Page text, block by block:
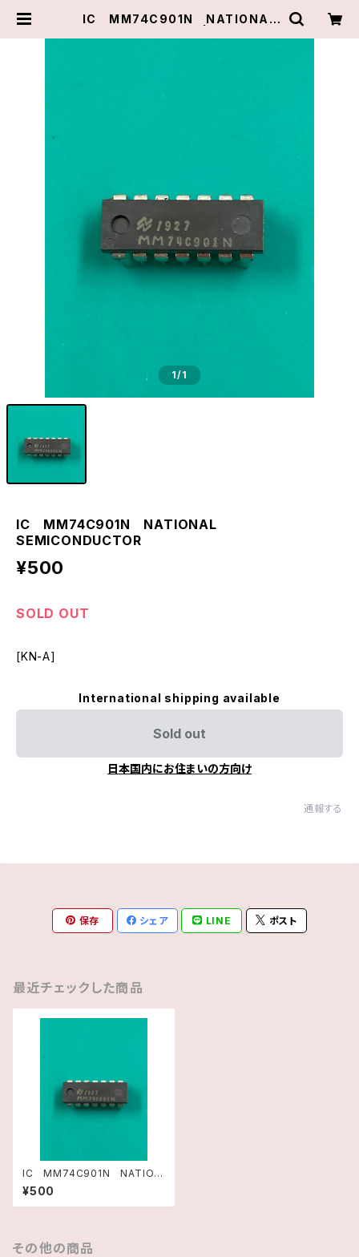
IC MM74C901N NATIONAL
1/1
IC MM74C901N NATIONAL
SEMICONDUCTOR
¥500
SOLD OUT
[KN-A]
International shipping available
Sold out
日本国内にお住まいの方向け
通報する
保存 シェア LINE ポスト
最近チェックした商品
IC MM74C901N NATION
AL SEMICONDUCTOR
¥500
その他の商品